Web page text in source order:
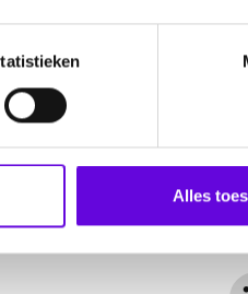
Alles
actie geeftgeenproblemen
melden wij dat op deze